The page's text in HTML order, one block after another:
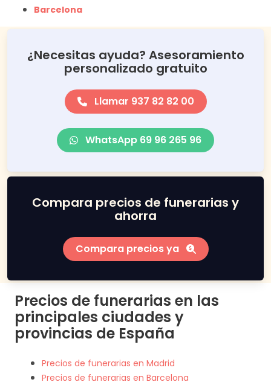
Barcelona
¿Necesitas ayuda? Asesoramiento
personalizado gratuito
Llamar 937 82 82 00
WhatsApp 69 96 265 96
Compara precios de funerarias y
ahorra
Compara precios ya
Precios de funerarias en las
principales ciudades y
provincias de España
Precios de funerarias en Madrid
Precios de funerarias en Barcelona